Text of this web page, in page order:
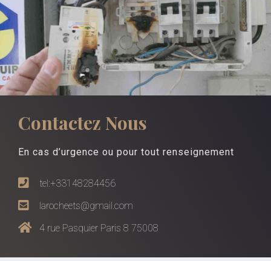
Contactez Nous
En cas d’urgence ou pour tout renseignement
tel:+33148284456
larocheets@gmail.com
4 rue Pasquier Paris 8 75008